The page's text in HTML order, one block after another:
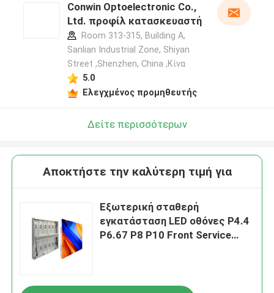
Conwin Optoelectronic Co.,
Ltd. προφίλ κατασκευαστή
Room 313-315, Building A,
Sanlian Industrial Zone, Shiyan
Street ,Shenzhen, China ,Κίνα
5.0
Ελεγχμένος προμηθευτής
Δείτε περισσότερων
Αποκτήστε την καλύτερη τιμή για
Εξωτερική σταθερή
εγκατάσταση LED οθόνες P4.4
P6.67 P8 P10 Front Service